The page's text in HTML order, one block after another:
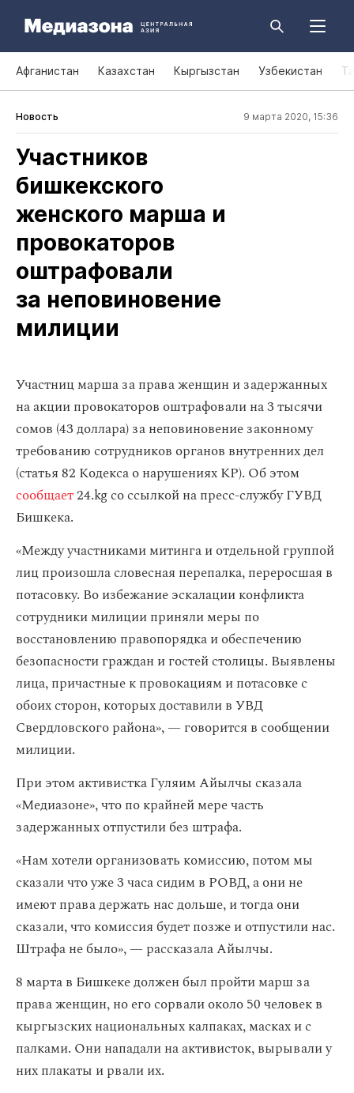
Афганистан Казахстан Кыргызстан Узбекистан
Новость 9 марта 2020, 15:36
Участников
бишкекского
женского марша и
провокаторов
оштрафовали
за неповиновение
милиции
Участниц марша за права женщин и задержанных
на акции провокаторов оштрафовали на 3 тысячи
сомов (43 доллара) за неповиновение законному
требованию сотрудников органов внутренних дел
(статья 82 Кодекса о нарушениях КР). Об этом
сообщает24.kg со ссылкой на пресс-службу ГУВД
Бишкека.
«Между участниками митинга и отдельной группой
лиц произошла словесная перепалка, переросшая в
потасовку. Во избежание эскалации конфликта
сотрудники милиции приняли меры по
восстановлению правопорядка и обеспечению
безопасности граждан и гостей столицы. Выявлены
лица, причастные к провокациям и потасовке с
обоих сторон, которых доставили в УВД
Свердловского района», — говорится в сообщении
милиции.
При этом активистка Гуляим Айылчы сказала
«Медиазоне», что по крайней мере часть
задержанных отпустили без штрафа.
«Нам хотели организовать комиссию, потом мы
сказали что уже 3 часа сидим в РОВД, а они не
имеют права держать нас дольше, и тогда они
сказали, что комиссия будет позже и отпустили нас.
Штрафа не было», — рассказала Айылчы.
8 марта в Бишкеке должен был пройти марш за
права женщин, но его сорвали около 50 человек в
кыргызских национальных калпаках, масках и с
палками. Они нападали на активисток, вырывали у
них плакаты и рвали их.